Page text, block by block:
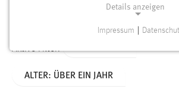
Aktive Filter:
ALTER: ÜBER EIN JAHR
Details anzeigen
Funktionen und sind für die
Impressum